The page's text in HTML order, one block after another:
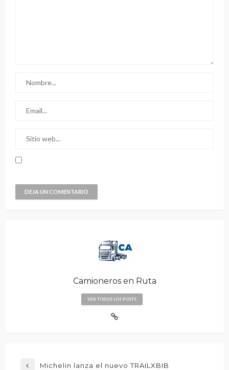
Camioneros en Ruta
VER TODOS LOS POSTS
Michelin lanza el nuevo TRAILXBIB